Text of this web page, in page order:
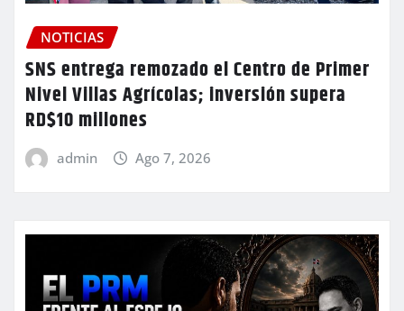
NOTICIAS
SNS entrega remozado el Centro de Primer
Nivel Villas Agrícolas; inversión supera
RD$10 millones
admin Ago 7, 2026